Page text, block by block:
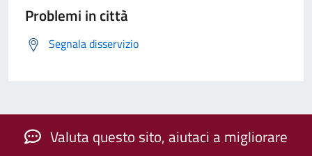
Problemi in città
Segnala disservizio
Valuta questo sito, aiutaci a migliorare